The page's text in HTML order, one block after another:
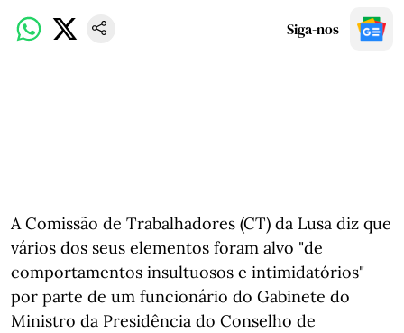
Siga-nos
A Comissão de Trabalhadores (CT) da Lusa diz que
vários dos seus elementos foram alvo "de
comportamentos insultuosos e intimidatórios"
por parte de um funcionário do Gabinete do
Ministro da Presidência do Conselho de